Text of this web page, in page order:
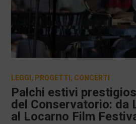
Palchi estivi
del Conservatorio: da
al Locarno Film
LEGGI , PROGETTI , CONCERTI